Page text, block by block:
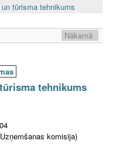
tūrisma tehnikums
Nākamā
tehnikums
komisija)